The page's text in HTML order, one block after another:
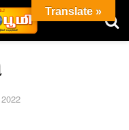
Translate »